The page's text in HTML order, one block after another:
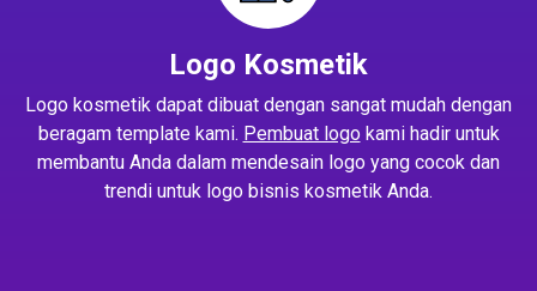
Logo Kosmetik
Logo kosmetik dapat dibuat dengan sangat mudah dengan
beragam template kami. Pembuat logokami hadir untuk
membantu Anda dalam mendesain logo yang cocok dan
trendi untuk logo bisnis kosmetik Anda.